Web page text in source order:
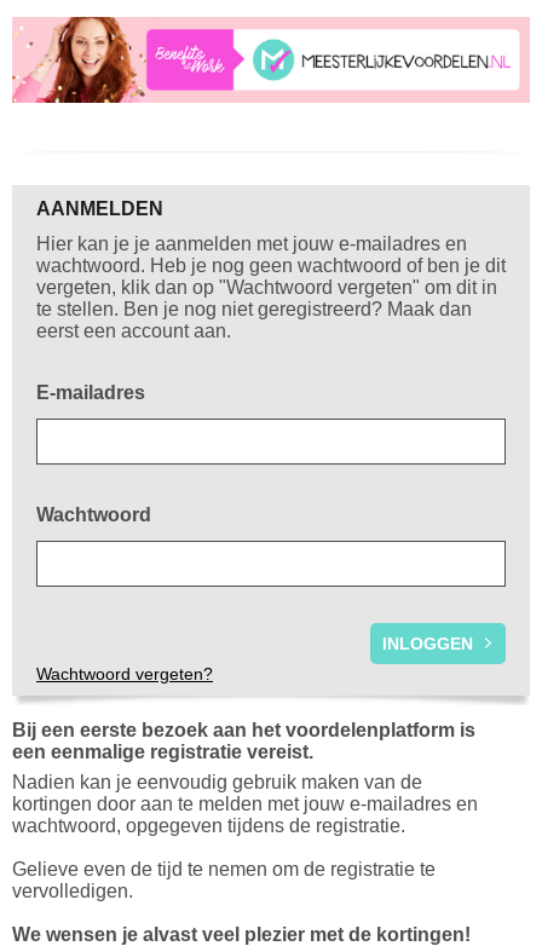
AANMELDEN
Hier kan je je aanmelden met jouw e-mailadres en
wachtwoord. Heb je nog geen wachtwoord of ben je dit
vergeten, klik dan op "Wachtwoord vergeten" om dit in
te stellen. Ben je nog niet geregistreerd? Maak dan
eerst een account aan.
E-mailadres
Wachtwoord
Wachtwoord vergeten?
Bij een eerste bezoek aan het voordelenplatform is
een eenmalige registratie vereist.
Nadien kan je eenvoudig gebruik maken van de
kortingen door aan te melden met jouw e-mailadres en
wachtwoord, opgegeven tijdens de registratie.
Gelieve even de tijd te nemen om de registratie te
vervolledigen.
We wensen je alvast veel plezier met de kortingen!